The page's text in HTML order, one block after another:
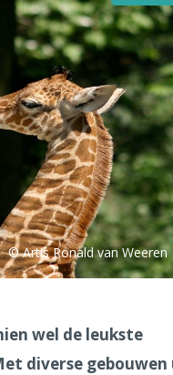
© Artis Ronald van Weeren
wel de leukste
diverse